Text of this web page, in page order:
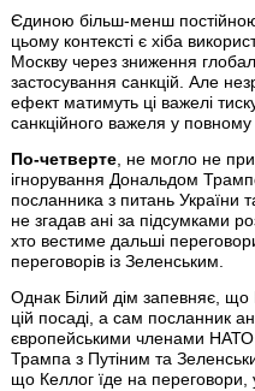
Єдиною більш-менш
цьому контексті є хіба
Москву через зниження
застосування санкцій. Але
ефект матимуть ці важелі
санкційного важеля у повному
По-четверте , не могло не
ігнорування Дональдом
посланника з питань України
не згадав ані за підсумками
хто вестиме дальші
переговорів із Зеленським.
Однак Білий дім запевняє,
цій посаді, а сам посланник
європейськими членами
Трампа з Путіним та
що Келлог їде на переговори,